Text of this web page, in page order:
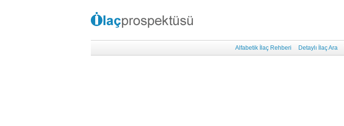
Alfabetik İlaç Rehberi
Detaylı İlaç Ara